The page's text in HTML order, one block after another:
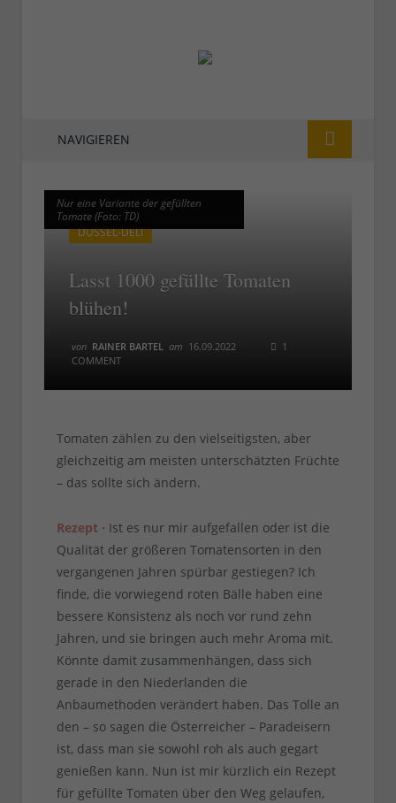
NAVIGIEREN
Nur eine Variante der gefüllten
Tomate (Foto: TD)
DÜSSEL-DELI
Lasst 1000 gefüllte Tomaten
blühen!
von RAINER BARTEL am 16.09.2022
1
COMMENT
Nur eine Variante der gefüllten
Tomate (Foto: TD)
Tomaten zählen zu den vielseitigsten, aber
gleichzeitig am meisten unterschätzten Früchte
– das sollte sich ändern.
Rezept · Ist es nur mir aufgefallen oder ist die
Qualität der größeren Tomatensorten in den
vergangenen Jahren spürbar gestiegen? Ich
finde, die vorwiegend roten Bälle haben eine
bessere Konsistenz als noch vor rund zehn
Jahren, und sie bringen auch mehr Aroma mit.
Könnte damit zusammenhängen, dass sich
gerade in den Niederlanden die
Anbaumethoden verändert haben. Das Tolle an
den – so sagen die Österreicher – Paradeisern
ist, dass man sie sowohl roh als auch gegart
genießen kann. Nun ist mir kürzlich ein Rezept
für gefüllte Tomaten über den Weg gelaufen,